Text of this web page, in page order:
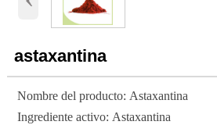
astaxantina
Nombre del producto: Astaxantina
Ingrediente activo: Astaxantina